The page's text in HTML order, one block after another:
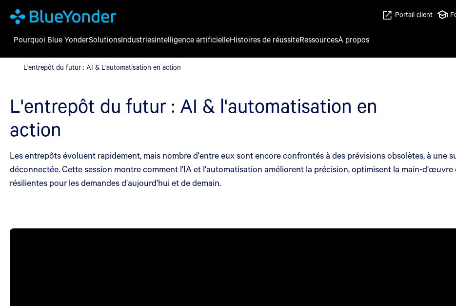
L'entrepôt du futur : AI & L'automatisation en action
Portail client
Pourquoi Blue YonderSolutionsIndustriesintelligence artificielleHistoires de réussiteRessourcesÀ propos
L'entrepôt du futur : AI & L'automatisation en action
L'entrepôt du futur : AI & l'automatisation en
action
Les entrepôts évoluent rapidement, mais nombre d'entre eux sont encore confrontés à des prévisions obsolètes, à une
déconnectée. Cette session montre comment l'IA et l'automatisation améliorent la précision, optimisent la main-
résilientes pour les demandes d'aujourd'hui et de demain.